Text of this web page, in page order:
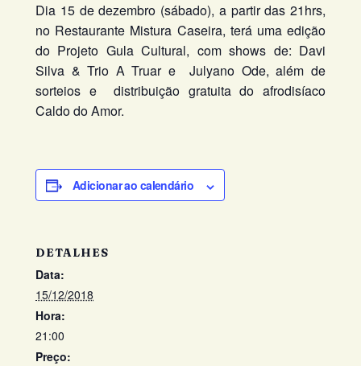
Dia 15 de dezembro (sábado), a partir das 21hrs,
no Restaurante Mistura Caseira, terá uma edição
do Projeto Gula Cultural, com shows de: Davi
Silva & Trio A Truar e Julyano Ode, além de
sorteios e distribuição gratuita do afrodisíaco
Caldo do Amor.
Adicionar ao calendário
DETALHES
Data:
15/12/2018
Hora:
21:00
Preço: